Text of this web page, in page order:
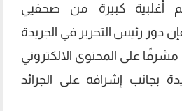
أغلبية كبيرة من صحفيي
دور رئيس التحرير في الجريدة
على المحتوى الالكتروني
بجانب إشرافه على الجرائد